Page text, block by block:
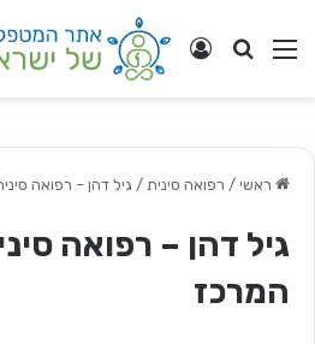
ניווט באתר
חפש התחבר
ראשי / רפואה סינית / גיל דהן – רפואה
גיל דהן – רפואה
המרכז